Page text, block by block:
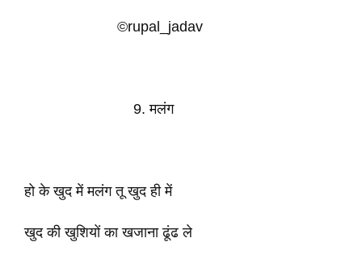
©rupal_jadav
9. मलंग
हो के खुद में मलंग तू खुद ही में
खुद की खुशियों का खजाना ढूंढ ले